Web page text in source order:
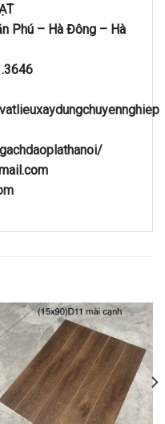
Phú – Hà Đông – Hà